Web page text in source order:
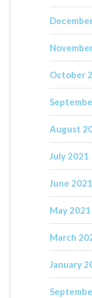
October
August
July 2021
June 2021
May 2021
March
January